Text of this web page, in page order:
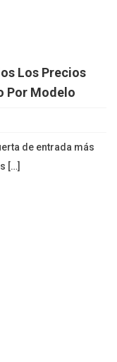
Los Precios
Por Modelo
de entrada más
[…]